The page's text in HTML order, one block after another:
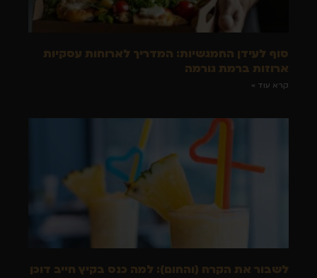
סוף לעידן החמגשיות: המדריך לארוחות עסקיות
ארוזות ברמת גורמה
קרא עוד »
לשבור את הקרח (והחום): למה כנס בקיץ חייב דוכן